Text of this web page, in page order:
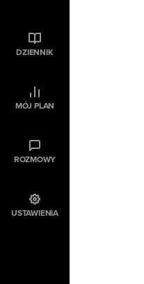
DZIENNIK
MÓJ PLAN
ROZMOWY
USTAWIENIA